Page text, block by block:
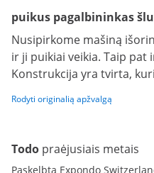
puikus pagalbininkas
Nusipirkome mašiną
ir ji puikiai veikia. Taip pat
Konstrukcija yra tvirta,
Rodyti originalią apžvalgą
Todo praėjusiais metais
Paskelbta Expondo